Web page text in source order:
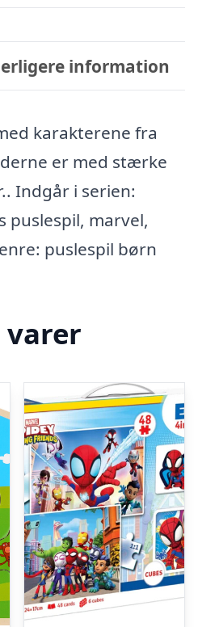
information
karakterene fra
er med stærke
Indgår i serien:
puslespil, marvel,
puslespil børn
varer